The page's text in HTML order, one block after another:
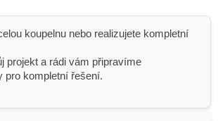
koupelnu nebo realizujete kompletní
projekt a rádi vám připravíme
pro kompletní řešení.